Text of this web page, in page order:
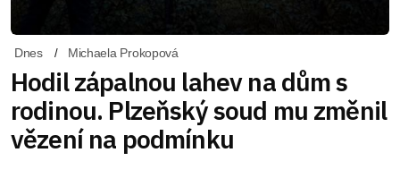
Dnes Michaela Prokopová
Hodil zápalnou lahev na dům s
rodinou. Plzeňský soud mu změnil
vězení na podmínku